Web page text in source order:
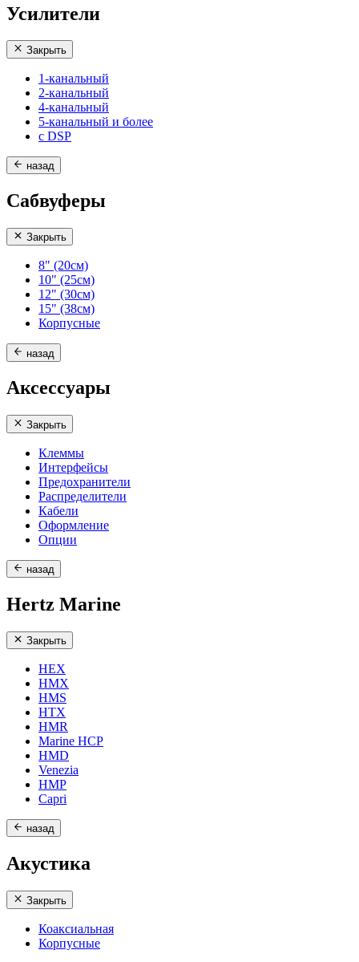
Усилители
Закрыть
1-канальный
2-канальный
4-канальный
5-канальный и более
с DSP
назад
Сабвуферы
Закрыть
8" (20см)
10" (25см)
12" (30см)
15" (38см)
Корпусные
назад
Аксессуары
Закрыть
Клеммы
Интерфейсы
Предохранители
Распределители
Кабели
Оформление
Опции
назад
Hertz Marine
Закрыть
HEX
HMX
HMS
HTX
HMR
Marine HCP
HMD
Venezia
HMP
Capri
назад
Акустика
Закрыть
Коаксиальная
Корпусные